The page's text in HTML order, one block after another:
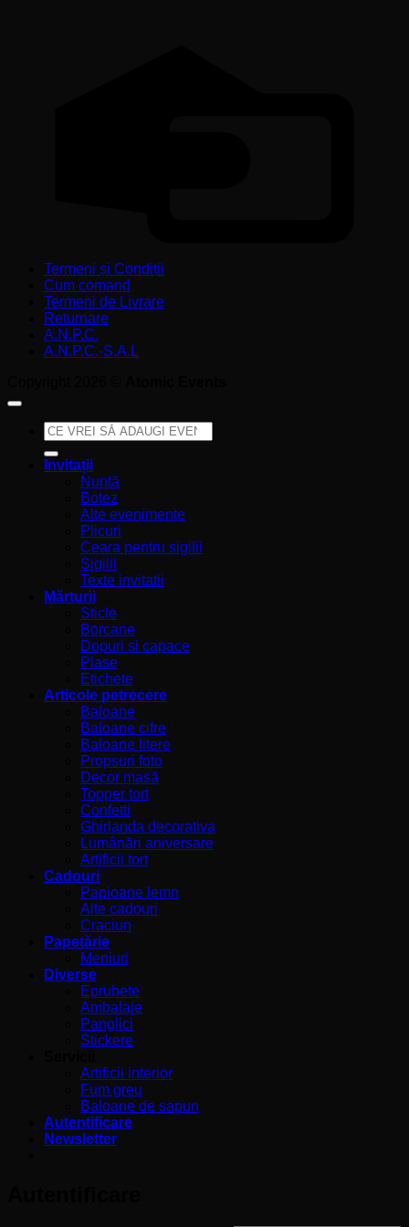
Termeni și Condiții
Cum comand
Termeni de Livrare
Returnare
A.N.P.C.
A.N.P.C.-S.A.L
Caută
după:
Invitații
Nuntă
Botez
Alte evenimente
Plicuri
Ceara pentru sigilii
Sigilii
Texte invitatii
Mărturii
Sticle
Borcane
Dopuri si capace
Plase
Etichete
Articole petrecere
Baloane
Baloane cifre
Baloane litere
Propsuri foto
Decor masă
Topper tort
Confetti
Ghirlanda decorativa
Lumânări aniversare
Artificii tort
Cadouri
Papioane lemn
Alte cadouri
Craciun
Papetărie
Meniuri
Diverse
Eprubete
Ambalaje
Panglici
Stickere
Artificii interior
Fum greu
Baloane de sapun
Autentificare
Newsletter